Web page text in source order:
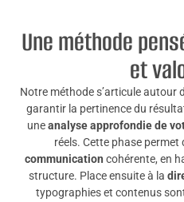
Une méthode
et
Notre méthode s’articule autour
garantir la pertinence du
uneanalyse approfondie de
réels. Cette phase permet
communication cohérente, en
structure. Place ensuite à la
typographies et contenus